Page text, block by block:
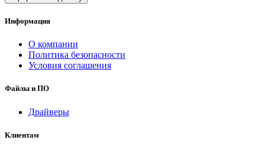
Информация
О компании
Политика безопасности
Условия соглашения
Файлы и ПО
Драйверы
Клиентам